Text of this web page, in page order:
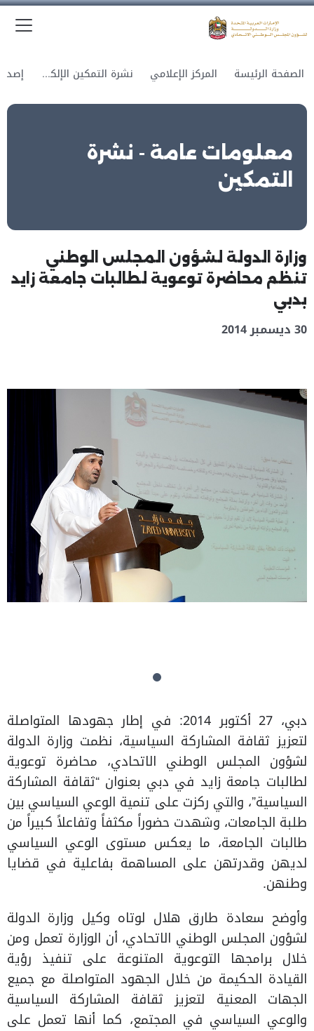
الصفحة الرئيسة المركز الإعلامي نشرة التمكين الإلكترونية
معلومات عامة - نشرة
التمكين
وزارة الدولة لشؤون المجلس الوطني
تنظم محاضرة توعوية لطالبات جامعة زايد
بدبي
30 ديسمبر 2014
دبي، 27 أكتوبر 2014: في إطار جهودها المتواصلة
لتعزيز ثقافة المشاركة السياسية، نظمت وزارة الدولة
لشؤون المجلس الوطني الاتحادي، محاضرة توعوية
لطالبات جامعة زايد في دبي بعنوان “ثقافة المشاركة
السياسية”، والتي ركزت على تنمية الوعي السياسي بين
طلبة الجامعات، وشهدت حضوراً مكثفاً وتفاعلاً كبيراً من
طالبات الجامعة، ما يعكس مستوى الوعي السياسي
لديهن وقدرتهن على المساهمة بفاعلية في قضايا
وطنهن.
وأوضح سعادة طارق هلال لوتاه وكيل وزارة الدولة
لشؤون المجلس الوطني الاتحادي، أن الوزارة تعمل ومن
خلال برامجها التوعوية المتنوعة على تنفيذ رؤية
القيادة الحكيمة من خلال الجهود المتواصلة مع جميع
الجهات المعنية لتعزيز ثقافة المشاركة السياسية
والوعي السياسي في المجتمع، كما أنها تعمل على